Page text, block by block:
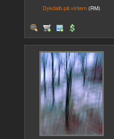
Dykdalb på vintern (RM)